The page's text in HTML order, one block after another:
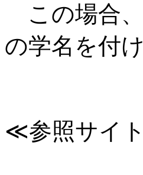
この場合
の学名を付
≪参照サイ